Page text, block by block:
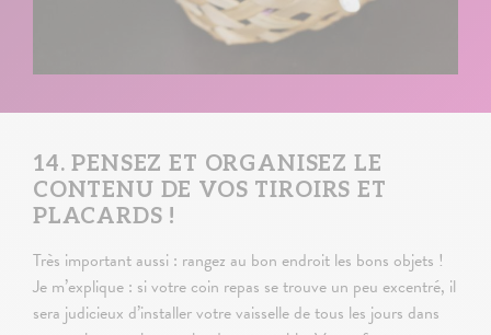
14. PENSEZ ET ORGANISEZ LE
CONTENU DE VOS TIROIRS ET
PLACARDS !
Très important aussi : rangez au bon endroit les bons objets !
Je m’explique : si votre coin repas se trouve un peu excentré, il
sera judicieux d’installer votre vaisselle de tous les jours dans